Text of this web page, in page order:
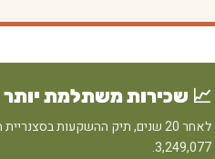
📈 שכירות משתלמת יותר
לאחר 20 שנים, תיק ההשקעות
3,249,077.